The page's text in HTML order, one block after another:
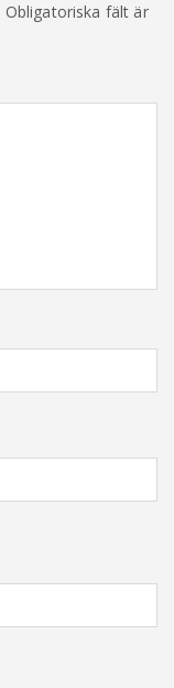
Obligatoriska fält är